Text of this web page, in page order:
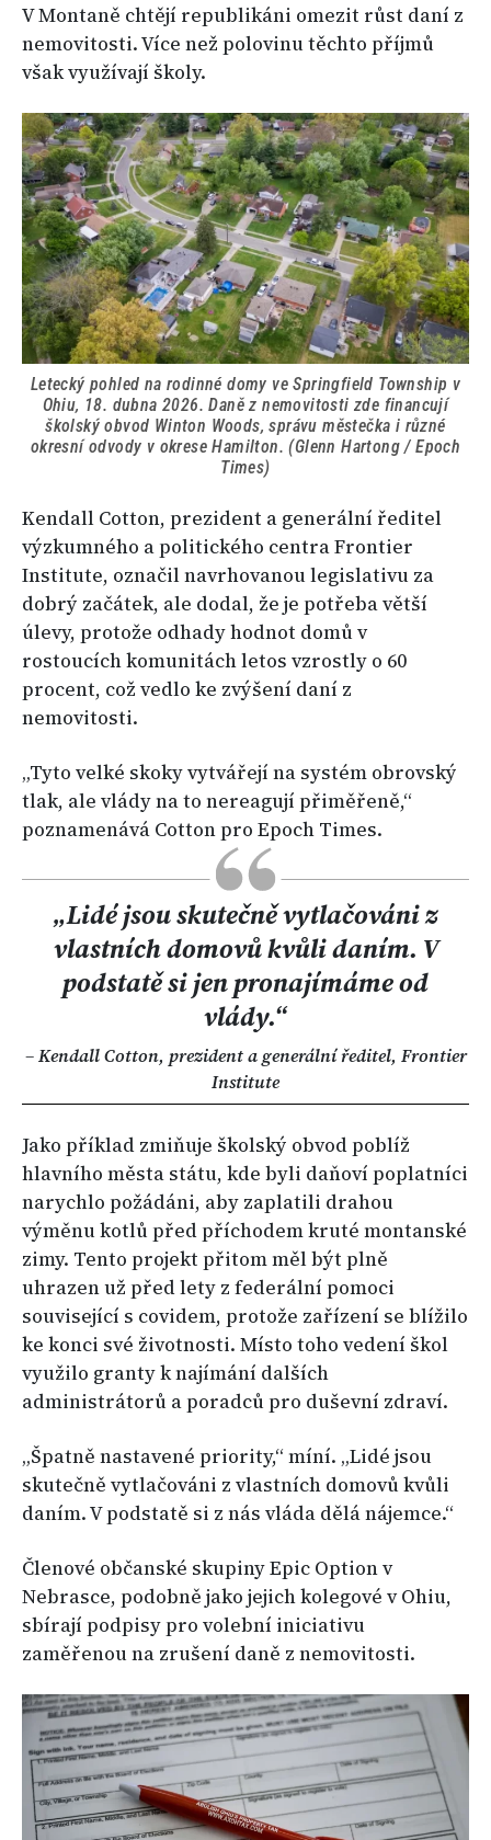
V Montaně chtějí republikáni omezit růst daní z
nemovitosti. Více než polovinu těchto příjmů
však využívají školy.
Letecký pohled na rodinné domy ve Springfield Township v
Ohiu, 18. dubna 2026. Daně z nemovitosti zde financují
školský obvod Winton Woods, správu městečka i různé
okresní odvody v okrese Hamilton. (Glenn Hartong / Epoch
Times)
Kendall Cotton, prezident a generální ředitel
výzkumného a politického centra Frontier
Institute, označil navrhovanou legislativu za
dobrý začátek, ale dodal, že je potřeba větší
úlevy, protože odhady hodnot domů v
rostoucích komunitách letos vzrostly o 60
procent, což vedlo ke zvýšení daní z
nemovitosti.
„Tyto velké skoky vytvářejí na systém obrovský
tlak, ale vlády na to nereagují přiměřeně,“
poznamenává Cotton pro Epoch Times.
„Lidé jsou skutečně vytlačováni z
vlastních domovů kvůli daním. V
podstatě si jen pronajímáme od
vlády.“
–Kendall Cotton, prezident a generální ředitel, Frontier
Institute
Jako příklad zmiňuje školský obvod poblíž
hlavního města státu, kde byli daňoví poplatníci
narychlo požádáni, aby zaplatili drahou
výměnu kotlů před příchodem kruté montanské
zimy. Tento projekt přitom měl být plně
uhrazen už před lety z federální pomoci
související s covidem, protože zařízení se blížilo
ke konci své životnosti. Místo toho vedení škol
využilo granty k najímání dalších
administrátorů a poradců pro duševní zdraví.
„Špatně nastavené priority,“ míní. „Lidé jsou
skutečně vytlačováni z vlastních domovů kvůli
daním. V podstatě si z nás vláda dělá nájemce.“
Členové občanské skupiny Epic Option v
Nebrasce, podobně jako jejich kolegové v Ohiu,
sbírají podpisy pro volební iniciativu
zaměřenou na zrušení daně z nemovitosti.